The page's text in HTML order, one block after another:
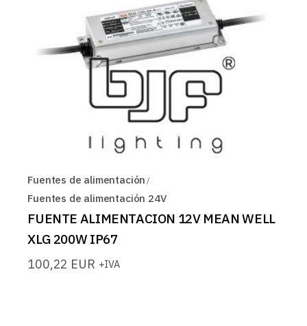
Fuentes de alimentación
Fuentes de alimentación 24V
FUENTE ALIMENTACION 12V MEAN WELL
XLG 200W IP67
100,22 EUR +IVA